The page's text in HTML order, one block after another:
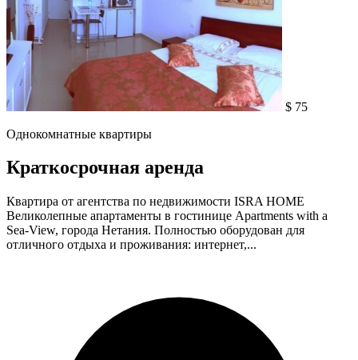
$ 75
Однокомнатные квартиры
Краткосрочная аренда
Квартира от агентства по недвижимости ISRA HOME
Великолепные апартаменты в гостинице Apartments with a
Sea-View, города Нетания. Полностью оборудован для
отличного отдыха и проживания: интернет,...